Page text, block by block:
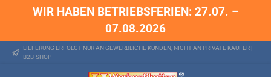
springenWIR HABEN BETRIEBSFERIEN: 27.07. –
07.08.2026
LIEFERUNG ERFOLGT NUR AN GEWERBLICHE KUNDEN, NICHT AN PRIVATE KÄUFER |
B2B-SHOP